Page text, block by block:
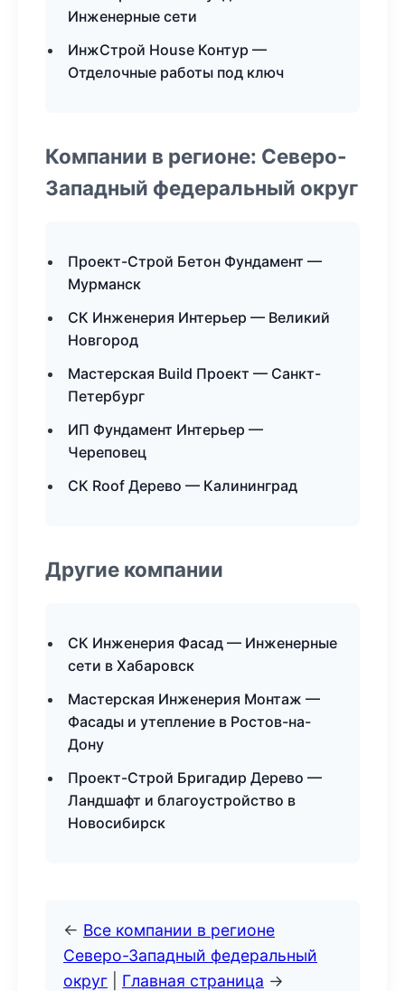
Инженерные сети
ИнжСтрой House Контур —
Отделочные работы под ключ
Компании в регионе: Северо-
Западный федеральный округ
Проект-Строй Бетон Фундамент —
Мурманск
СК Инженерия Интерьер — Великий
Новгород
Мастерская Build Проект — Санкт-
Петербург
ИП Фундамент Интерьер —
Череповец
СК Roof Дерево — Калининград
Другие компании
СК Инженерия Фасад — Инженерные
сети в Хабаровск
Мастерская Инженерия Монтаж —
Фасады и утепление в Ростов-на-
Дону
Проект-Строй Бригадир Дерево —
Ландшафт и благоустройство в
Новосибирск
← Все компании в регионе
Северо-Западный федеральный
округ
Главная страница →